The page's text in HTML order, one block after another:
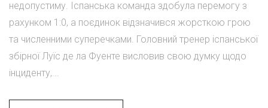
недопустиму. Іспанська команда здобула перемогу з
рахунком 1:0, а поєдинок відзначився жорсткою грою
та численними суперечками. Головний тренер іспанської
збірної Луїс де ла Фуенте висловив свою думку щодо
інциденту,...